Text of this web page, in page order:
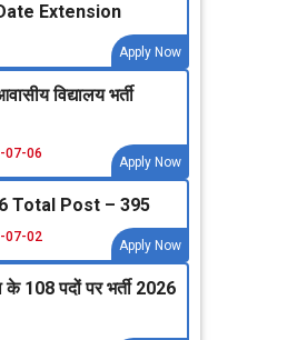
Extension
Apply Now
विद्यालय भर्ती
07-06
Apply Now
Total Post – 395
07-02
Apply Now
के 108 पदों पर भर्ती 2026